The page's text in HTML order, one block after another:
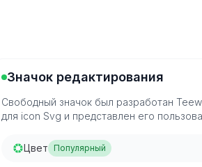
Значок редактирования
Свободный значок был разработан
для icon Svg и представлен его
Цвет Популярный